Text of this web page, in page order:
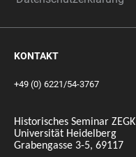
KONTAKT
+49 (0) 6221/54-3767
Historisches Seminar ZEGK
Universität Heidelberg
Grabengasse 3-5, 69117